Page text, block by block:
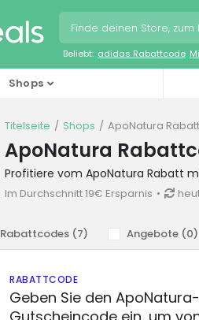
Beliebt: adidas Rabattcode
Shops
Titelseite Shops ApoNatura
ApoNatura
Profitiere vom ApoNatura Rabatt
Im Durchschnitt 19€ Ersparnis
Rabattcodes (7) Angebote (0)
RABATTCODE
Geben Sie den ApoNatura-